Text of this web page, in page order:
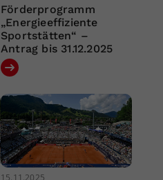
Förderprogramm
„Energieeffiziente
Sportstätten“ –
Antrag bis 31.12.2025